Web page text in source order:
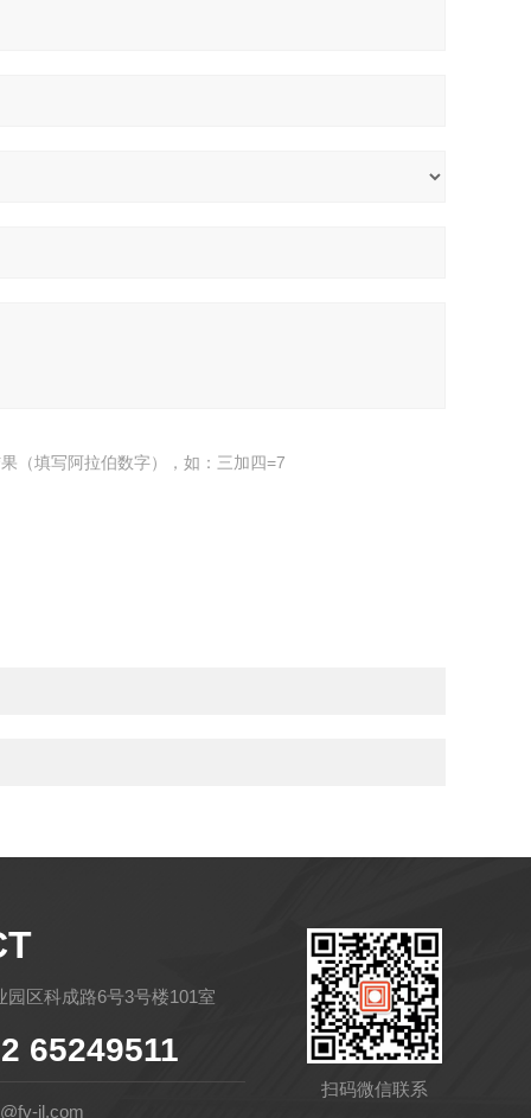
（填写阿拉伯数字），如：三加四=7
园区科成路6号3号楼101室
65249511
jl.com
扫码微信联系